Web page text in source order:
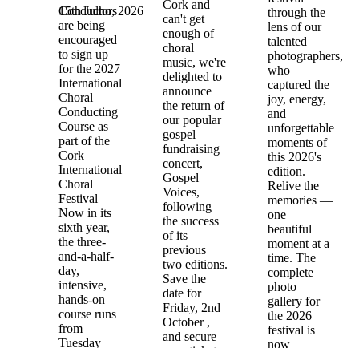
15th Julho, 2026
Conductors
are being
encouraged
to sign up
for the 2027
International
Choral
Conducting
Course as
part of the
Cork
International
Choral
Festival
Now in its
sixth year,
the three-
and-a-half-
day,
intensive,
hands-on
course runs
from
Tuesday
Cork and
can't get
enough of
choral
music, we're
delighted to
announce
the return of
our popular
gospel
fundraising
concert,
Gospel
Voices,
following
the success
of its
previous
two editions.
Save the
date for
Friday, 2nd
October ,
and secure
through the
lens of our
talented
photographers,
who
captured the
joy, energy,
and
unforgettable
moments of
this 2026's
edition.
Relive the
memories —
one
beautiful
moment at a
time. The
complete
photo
gallery for
the 2026
festival is
now